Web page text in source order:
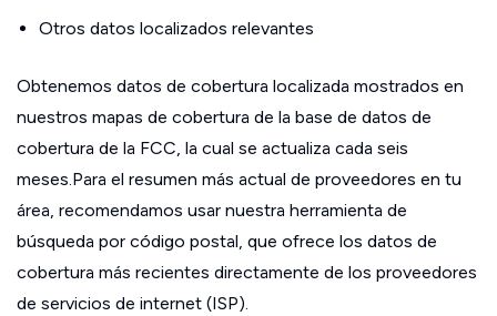
Otros datos localizados relevantes
Obtenemos datos de cobertura localizada mostrados en
nuestros mapas de cobertura de la base de datos de
cobertura de la FCC, la cual se actualiza cada seis
meses.Para el resumen más actual de proveedores en tu
área, recomendamos usar nuestra herramienta de
búsqueda por código postal, que ofrece los datos de
cobertura más recientes directamente de los proveedores
de servicios de internet (ISP).